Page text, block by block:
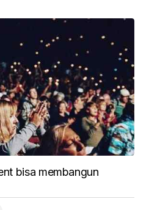
bisa membangun